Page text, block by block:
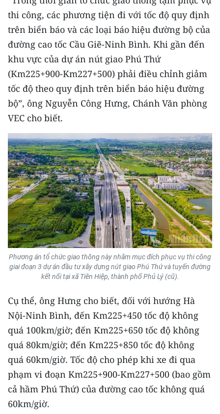
ENGLISH
中文
FRANÇAIS
РУССКИЙ
ESPAÑOL
한국어
thi công, các phương tiện đi với tốc độ quy định
trên biển báo và các loại báo hiệu đường bộ của
đường cao tốc Cầu Giẽ-Ninh Bình. Khi gần đến
khu vực của dự án nút giao Phú Thứ
(Km225+900-Km227+500) phải điều chỉnh giảm
tốc độ theo quy định trên biển báo hiệu đường
bộ”, ông Nguyễn Công Hưng, Chánh Văn phòng
VEC cho biết.
Phương án tổ chức giao thông này nhằm mục đích phục vụ thi công
giai đoạn 3 dự án đầu tư xây dựng nút giao Phú Thứ và tuyến đường
kết nối tại xã Tiên Hiệp, thành phố Phủ Lý (cũ).
Cụ thể, ông Hưng cho biết, đối với hướng Hà
Nội-Ninh Bình, đến Km225+450 tốc độ không
quá 100km/giờ; đến Km225+650 tốc độ không
quá 80km/giờ; đến Km225+850 tốc độ không
quá 60km/giờ. Tốc độ cho phép khi xe đi qua
phạm vi đoạn Km225+900-Km227+500 (bao gồm
cả hầm Phú Thứ) của đường cao tốc không quá
60km/giờ.